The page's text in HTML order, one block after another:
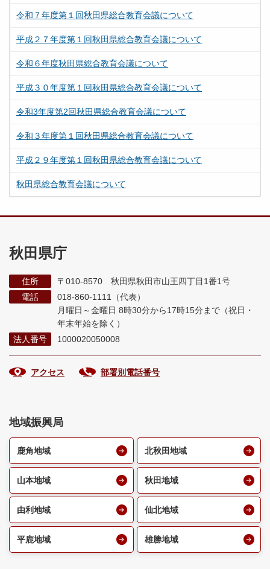
令和７年度第１回秋田県総合教育会議について
平成２７年度第１回秋田県総合教育会議について
令和６年度秋田県総合教育会議について
平成３０年度第１回秋田県総合教育会議について
令和3年度第2回秋田県総合教育会議について
令和３年度第１回秋田県総合教育会議について
平成２９年度第１回秋田県総合教育会議について
秋田県総合教育会議について
秋田県庁
住所
〒010-8570 秋田県秋田市山王四丁目1番1号
電話
018-860-1111（代表）
月曜日～金曜日 8時30分から17時15分まで （祝日・
年末年始を除く）
法人番号
1000020050008
アクセス 部署別電話番号
地域振興局
鹿角地域 北秋田地域
山本地域 秋田地域
由利地域 仙北地域
平鹿地域 雄勝地域